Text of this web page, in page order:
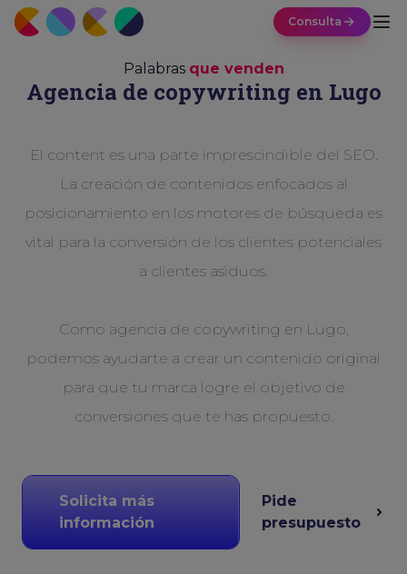
Consulta
Palabras que venden
Agencia de copywriting en Lugo
El content es una parte imprescindible del SEO.
La creación de contenidos enfocados al
posicionamiento en los motores de búsqueda es
vital para la conversión de los clientes potenciales
a clientes asiduos.
Como agencia de copywriting en Lugo,
podemos ayudarte a crear un contenido original
para que tu marca logre el objetivo de
conversiones que te has propuesto.
Solicita más
información
Pide
presupuesto